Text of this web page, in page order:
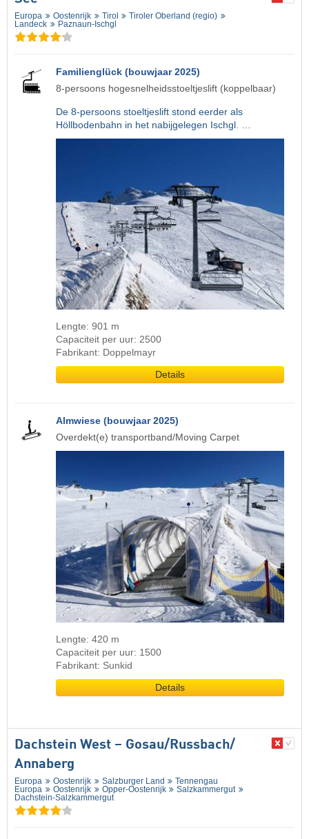
Europa Oostenrijk Tirol
Tiroler Oberland (regio)
Landeck
Paznaun-Ischgl
Familienglück (bouwjaar 2025)
8-persoons hogesnelheidsstoeltjeslift (koppelbaar)
De 8-persoons stoeltjeslift stond eerder als
Höllbodenbahn in het nabijgelegen Ischgl. …
Lengte: 901 m
Capaciteit per uur: 2500
Fabrikant: Doppelmayr
Details
Almwiese (bouwjaar 2025)
Overdekt(e) transportband/Moving Carpet
Lengte: 420 m
Capaciteit per uur: 1500
Fabrikant: Sunkid
Details
Dachstein West – Gosau/​Russbach/​
Annaberg
Europa Oostenrijk Salzburger Land
Tennengau
Europa
Oostenrijk Opper-Oostenrijk
Salzkammergut
Dachstein-Salzkammergut